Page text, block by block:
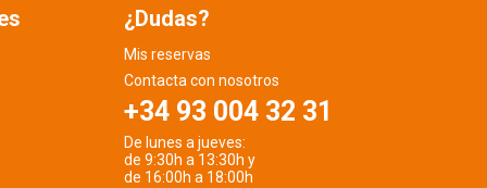
¿Dudas?
Mis reservas
Contacta con nosotros
+34 93 004 32 31
De lunes a jueves:
de 9:30h a 13:30h y
de 16:00h a 18:00h